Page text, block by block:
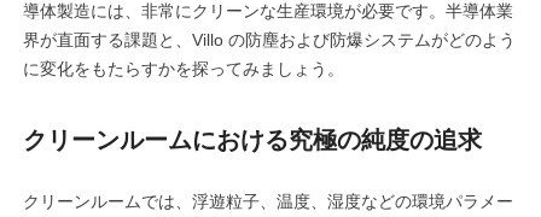
導体製造には、非常にクリーンな生産環境が必要です。半導体業
界が直面する課題と、Villo の防塵および防爆システムがどのよう
に変化をもたらすかを探ってみましょう。
クリーンルームにおける究極の純度の追求
クリーンルームでは、浮遊粒子、温度、湿度などの環境パラメー